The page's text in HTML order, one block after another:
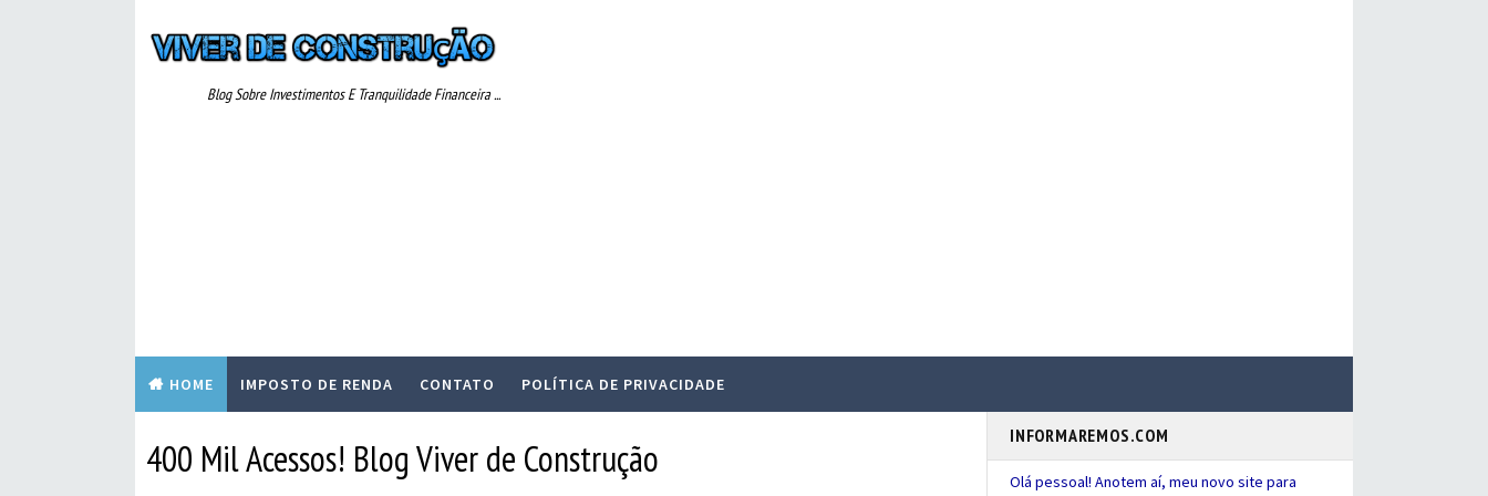
Blog Sobre Investimentos E Tranquilidade Financeira ...
HOME IMPOSTO DE RENDA CONTATO POLÍTICA DE PRIVACIDADE
400 Mil Acessos! Blog Viver de Construção INFORMAREMOS.COM
Olá pessoal! Anotem aí, meu novo site para